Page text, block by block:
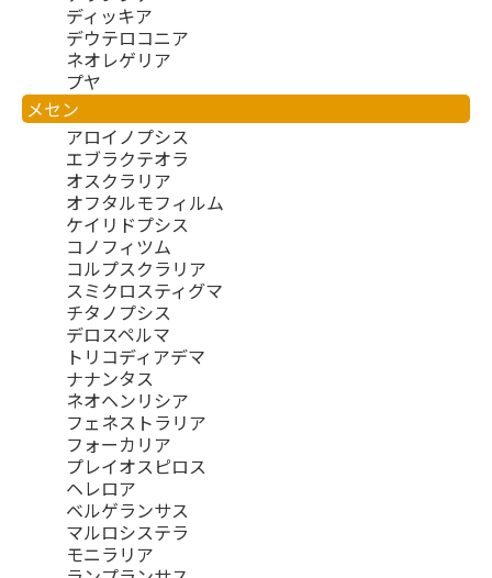
ディッキア
デウテロコニア
ネオレゲリア
プヤ
メセン
アロイノプシス
エブラクテオラ
オスクラリア
オフタルモフィルム
ケイリドプシス
コノフィツム
コルプスクラリア
スミクロスティグマ
チタノプシス
デロスペルマ
トリコディアデマ
ナナンタス
ネオヘンリシア
フェネストラリア
フォーカリア
プレイオスピロス
ヘレロア
ベルゲランサス
マルロシステラ
モニラリア